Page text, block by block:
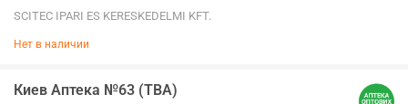
SCITEC IPARI ES KERESKEDELMI KFT.
Нет в наличии
Киев Аптека №63 (ТВА)